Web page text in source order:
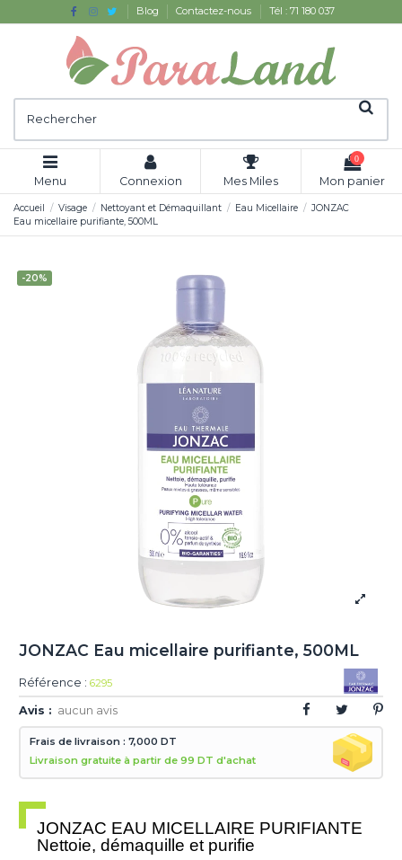
Blog Contactez-nous Tél : 71 180 037
Menu Connexion Mes Miles
0
Mon panier
Accueil Visage Nettoyant et Démaquillant Eau Micellaire
JONZAC
Eau micellaire purifiante, 500ML
-20%
JONZAC Eau micellaire purifiante, 500ML
Référence : 6295
Avis : aucun avis
Frais de livraison : 7,000 DT
Livraison gratuite à partir de 99 DT d'achat
JONZAC EAU MICELLAIRE PURIFIANTE
Nettoie, démaquille et purifie